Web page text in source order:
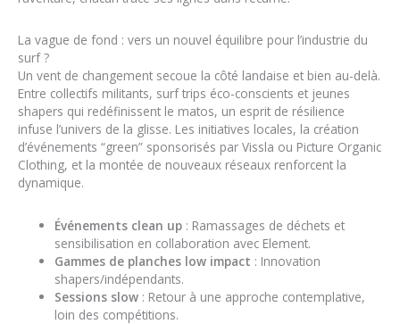
La vague de fond : vers un nouvel équilibre pour l’industrie du
surf ?
Un vent de changement secoue la côté landaise et bien au-delà.
Entre collectifs militants, surf trips éco-conscients et jeunes
shapers qui redéfinissent le matos, un esprit de résilience
infuse l’univers de la glisse. Les initiatives locales, la création
d’événements “green” sponsorisés par Vissla ou Picture Organic
Clothing, et la montée de nouveaux réseaux renforcent la
dynamique.
Événements clean up : Ramassages de déchets et
sensibilisation en collaboration avec Element.
Gammes de planches low impact : Innovation
shapers/indépendants.
Sessions slow : Retour à une approche contemplative,
loin des compétitions.